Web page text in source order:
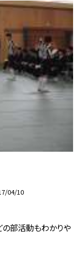
04/10
の部活動もわかりや